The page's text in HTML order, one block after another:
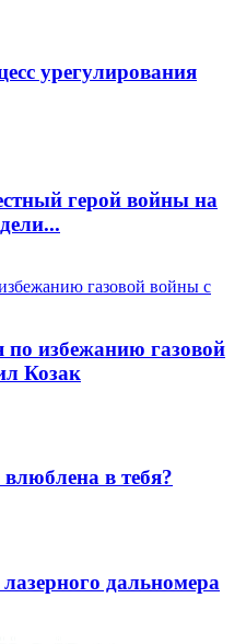
урегулирования
герой войны на
по избежанию газовой
Козак
в тебя?
дальномера